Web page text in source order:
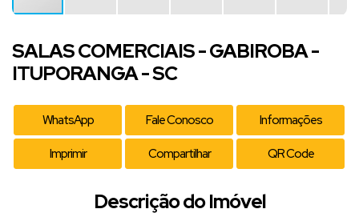
SALAS COMERCIAIS - GABIROBA -
ITUPORANGA - SC
WhatsApp Fale Conosco Informações
Imprimir Compartilhar QR Code
Descrição do Imóvel